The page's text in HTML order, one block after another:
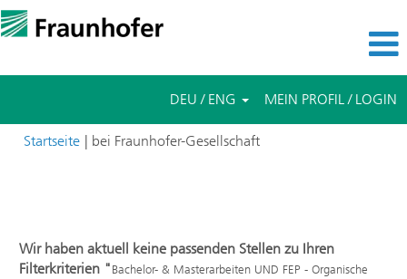
DEU / ENG MEIN PROFIL / LOGIN
Startseite | bei Fraunhofer-Gesellschaft(aktuelle
Wir haben aktuell keine passenden Stellen zu Ihren
Filterkriterien "Bachelor- & Masterarbeiten UND FEP - Organische